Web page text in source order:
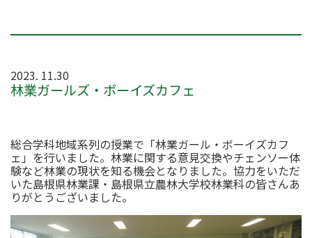
2023. 11.30
林業ガールズ・ボーイズカフェ
総合学科地域系列の授業で「林業ガール・ボーイズカフ
ェ」を行いました。林業に関する意見交換やチェンソー体
験など林業の現状を知る機会となりました。協力をいただ
いた島根県林業課・島根県立農林大学校林業科の皆さんあ
りがとうございました。